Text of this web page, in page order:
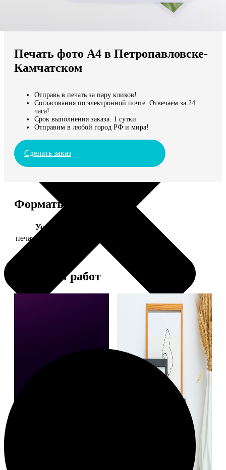
Мы доставляем по всему миру
Продолжить без города
Печать фото А4 в Петропавловске-
Камчатском
Отправь в печать за пару кликов!
Согласования по электронной почте. Отвечаем за 24
часа!
Срок выполнения заказа: 1 сутки
Отправим в любой город РФ и мира!
Сделать заказ
Форматы и цены
Услуга
печать фото 20х30
Примеры работ